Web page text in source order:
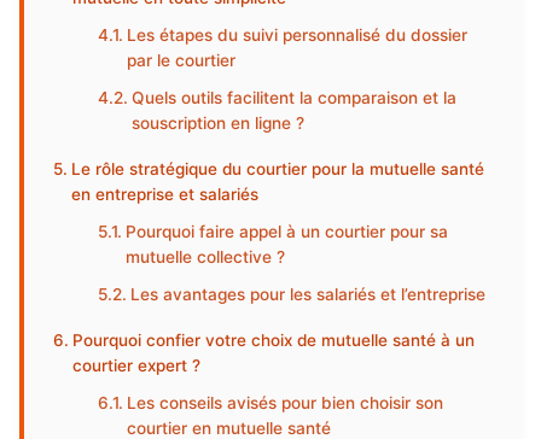
Les étapes du suivi personnalisé du dossier
par le courtier
Quels outils facilitent la comparaison et la
souscription en ligne ?
Le rôle stratégique du courtier pour la mutuelle santé
en entreprise et salariés
Pourquoi faire appel à un courtier pour sa
mutuelle collective ?
Les avantages pour les salariés et l’entreprise
Pourquoi confier votre choix de mutuelle santé à un
courtier expert ?
Les conseils avisés pour bien choisir son
courtier en mutuelle santé